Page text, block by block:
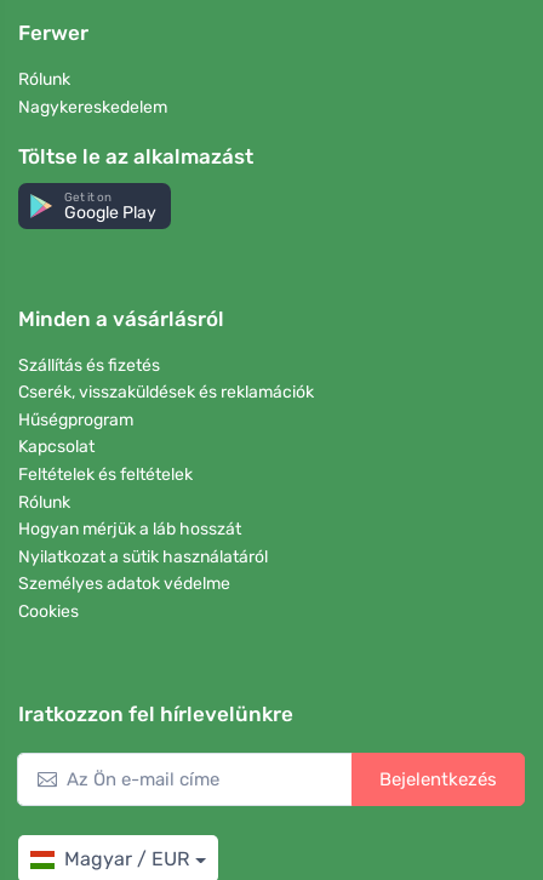
Ferwer
Rólunk
Nagykereskedelem
Töltse le az alkalmazást
Get it on
Google Play
Minden a vásárlásról
Szállítás és fizetés
Cserék, visszaküldések és reklamációk
Hűségprogram
Kapcsolat
Feltételek és feltételek
Rólunk
Hogyan mérjük a láb hosszát
Nyilatkozat a sütik használatáról
Személyes adatok védelme
Cookies
Iratkozzon fel hírlevelünkre
Bejelentkezés
Magyar / EUR